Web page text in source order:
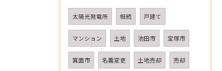
太陽光発電所 相続 戸建て
マンション 土地 池田市 宝塚市
箕面市 名義変更 土地売却 売却